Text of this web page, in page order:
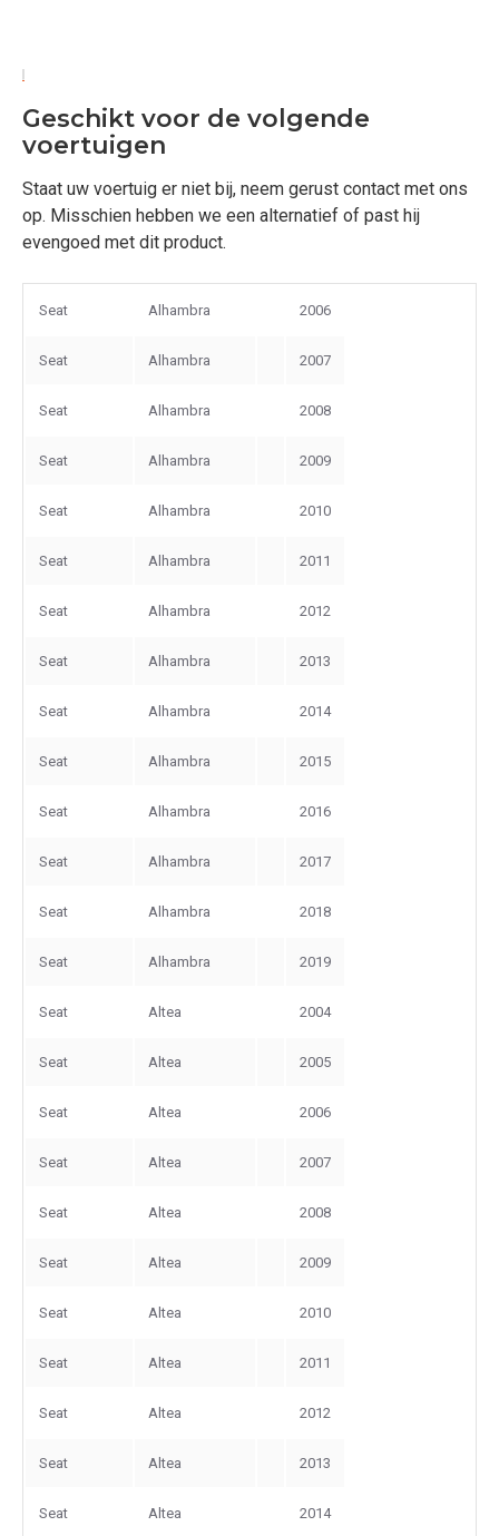
Geschikt voor de volgende
voertuigen
Staat uw voertuig er niet bij, neem gerust contact met ons
op. Misschien hebben we een alternatief of past hij
evengoed met dit product.
Seat Alhambra 2006
Seat Alhambra 2007
Seat Alhambra 2008
Seat Alhambra 2009
Seat Alhambra 2010
Seat Alhambra 2011
Seat Alhambra 2012
Seat Alhambra 2013
Seat Alhambra 2014
Seat Alhambra 2015
Seat Alhambra 2016
Seat Alhambra 2017
Seat Alhambra 2018
Seat Alhambra 2019
Seat Altea 2004
Seat Altea 2005
Seat Altea 2006
Seat Altea 2007
Seat Altea 2008
Seat Altea 2009
Seat Altea 2010
Seat Altea 2011
Seat Altea 2012
Seat Altea 2013
Seat Altea 2014